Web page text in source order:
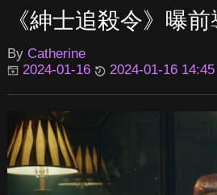
《紳士追殺令》曝
By Catherine
2024-01-16
2024-01-16 14:45